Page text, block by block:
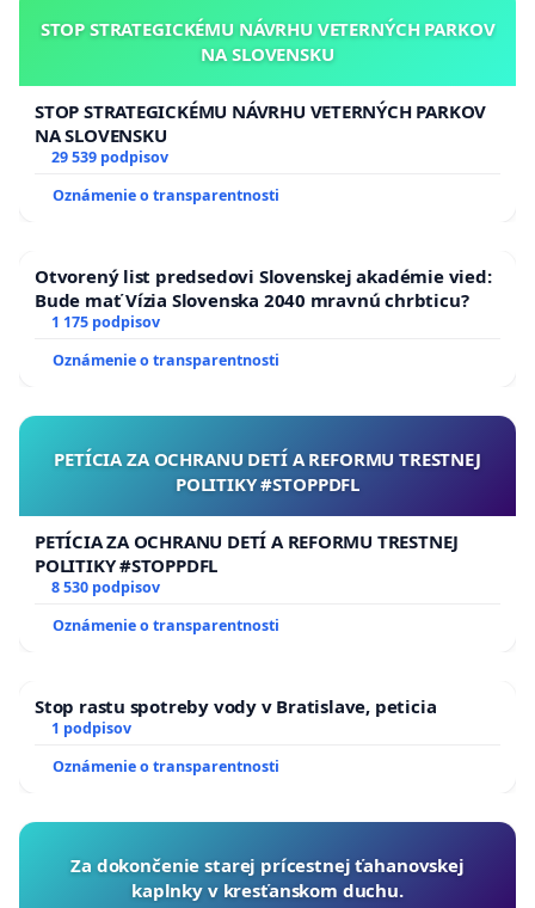
STOP STRATEGICKÉMU NÁVRHU VETERNÝCH PARKOV
NA SLOVENSKU
STOP STRATEGICKÉMU NÁVRHU VETERNÝCH PARKOV
NA SLOVENSKU
29 539 podpisov
Oznámenie o transparentnosti
Otvorený list predsedovi Slovenskej akadémie vied:
Bude mať Vízia Slovenska 2040 mravnú chrbticu?
1 175 podpisov
Oznámenie o transparentnosti
PETÍCIA ZA OCHRANU DETÍ A REFORMU TRESTNEJ
POLITIKY #STOPPDFL
PETÍCIA ZA OCHRANU DETÍ A REFORMU TRESTNEJ
POLITIKY #STOPPDFL
8 530 podpisov
Oznámenie o transparentnosti
Stop rastu spotreby vody v Bratislave, peticia
1 podpisov
Oznámenie o transparentnosti
Za dokončenie starej prícestnej ťahanovskej
kaplnky v kresťanskom duchu.